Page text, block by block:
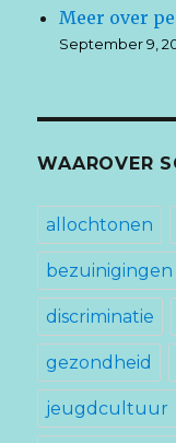
Meer over
September 9,
WAAROVER
allochtonen
bezuinigingen
discriminatie
gezondheid
jeugdcultuur